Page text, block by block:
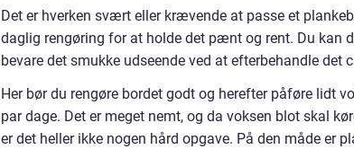
Det er hverken svært eller krævende at passe et
daglig rengøring for at holde det pænt og rent. Du kan
bevare det smukke udseende ved at efterbehandle det
Her bør du rengøre bordet godt og herefter påføre lidt
par dage. Det er meget nemt, og da voksen blot skal
er det heller ikke nogen hård opgave. På den måde er